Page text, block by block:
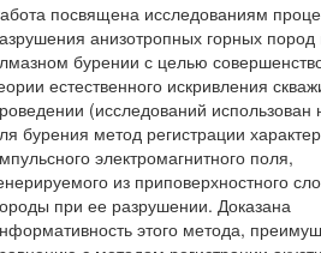
посвящена исследованиям
анизотропных горных пород
бурении с целью
естественного искривления
(исследований использован
бурения метод регистрации
электромагнитного поля,
из приповерхностного
при ее разрушении. Доказана
этого метода,